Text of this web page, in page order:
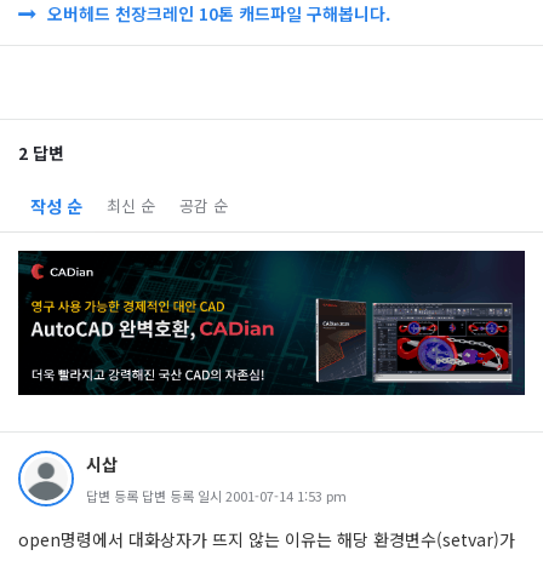
오버헤드 천장크레인 10톤 캐드파일 구해봅니다.
2 답변
작성 순 최신 순 공감 순
시삽
답변 등록 답변 등록 일시 2001-07-14 1:53 pm
open명령에서 대화상자가 뜨지 않는 이유는 해당 환경변수(setvar)가